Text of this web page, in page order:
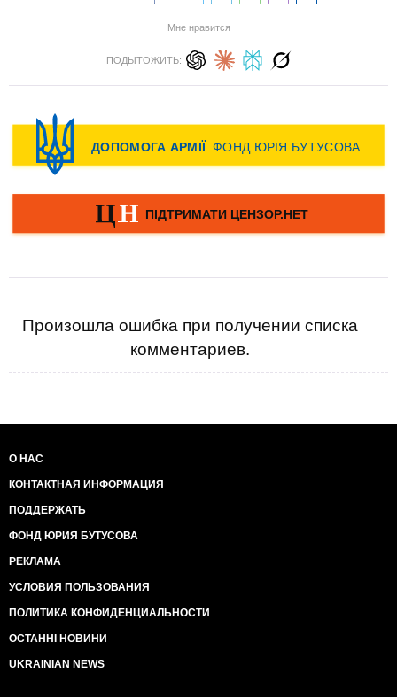
Мне нравится
ПОДЫТОЖИТЬ:
Произошла ошибка при получении списка
комментариев.
О НАС
КОНТАКТНАЯ ИНФОРМАЦИЯ
ПОДДЕРЖАТЬ
ФОНД ЮРИЯ БУТУСОВА
РЕКЛАМА
УСЛОВИЯ ПОЛЬЗОВАНИЯ
ПОЛИТИКА КОНФИДЕНЦИАЛЬНОСТИ
ОСТАННІ НОВИНИ
UKRAINIAN NEWS